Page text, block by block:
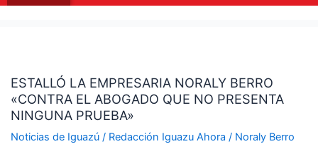
ESTALLÓ LA EMPRESARIA NORALY BERRO
«CONTRA EL ABOGADO QUE NO PRESENTA
NINGUNA PRUEBA»
Noticias de Iguazú/ Redacción Iguazu Ahora / Noraly Berro
EMPRESARIA
NORALY
BERRO
«CONTRA